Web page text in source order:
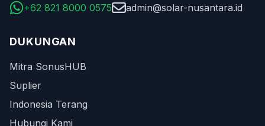
+62 821 8000 0575 admin@solar-nusantara.id
DUKUNGAN
Mitra SonusHUB
Suplier
Indonesia Terang
Hubungi Kami